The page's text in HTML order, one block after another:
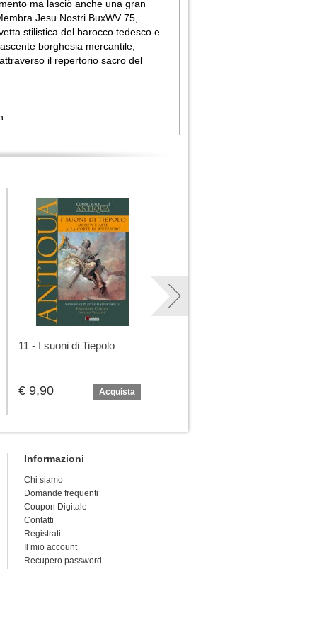
ma lasciò anche una gran
Jesu Nostri BuxWV 75,
stilistica del barocco tedesco e
borghesia mercantile,
il repertorio sacro del
11 - I suoni di Tiepolo
€ 9,90 Acquista
Informazioni
Chi siamo
Domande frequenti
Coupon Digitale
Contatti
Registrati
Il mio account
Recupero password